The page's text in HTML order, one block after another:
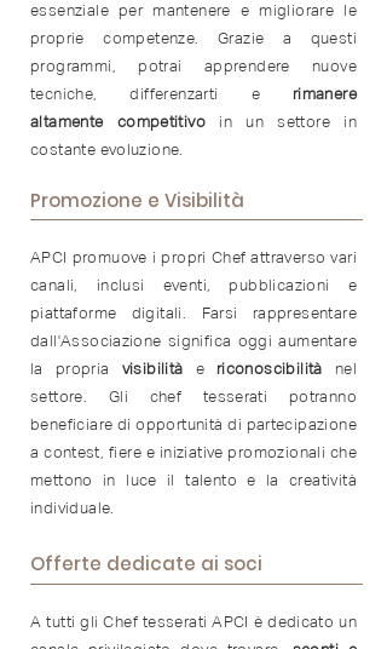
essenziale per mantenere e migliorare le
proprie competenze. Grazie a questi
programmi, potrai apprendere nuove
tecniche, differenzarti e rimanere
altamente competitivo in un settore in
costante evoluzione.
Promozione e Visibilità
APCI promuove i propri Chef attraverso vari
canali, inclusi eventi, pubblicazioni e
piattaforme digitali. Farsi rappresentare
dall'Associazione significa oggi aumentare
la propria visibilità e riconoscibilità nel
settore. Gli chef tesserati potranno
beneficiare di opportunità di partecipazione
a contest, fiere e iniziative promozionali che
mettono in luce il talento e la creatività
individuale.
Offerte dedicate ai soci
A tutti gli Chef tesserati APCI è dedicato un